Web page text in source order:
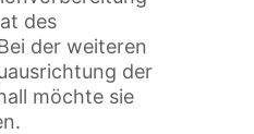
des
der weiteren
der
möchte sie